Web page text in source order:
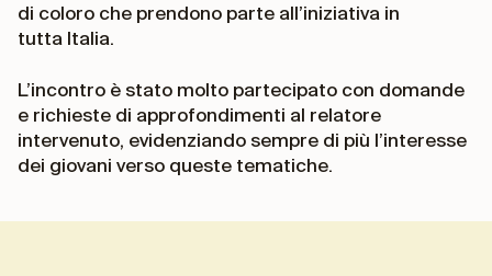
di coloro che prendono parte all’iniziativa in
tutta Italia.
L’incontro è stato molto partecipato con domande
e richieste di approfondimenti al relatore
intervenuto, evidenziando sempre di più l’interesse
dei giovani verso queste tematiche.